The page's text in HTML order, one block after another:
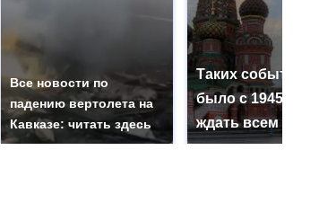
Все новости по
падению вертолета на
Кавказе: читать здесь
Таких событий не
было с 1945: чего
ждать всем нам?